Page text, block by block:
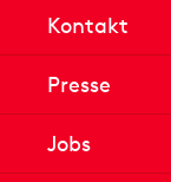
Kontakt
Presse
Jobs